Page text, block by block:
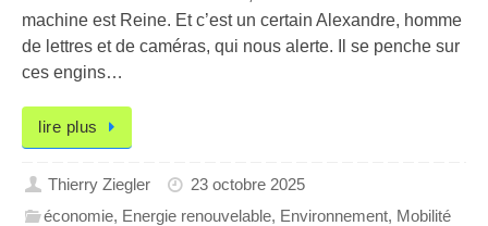
machine est Reine. Et c’est un certain Alexandre, homme
de lettres et de caméras, qui nous alerte. Il se penche sur
ces engins…
lire plus
Thierry Ziegler
23 octobre 2025
économie, Energie renouvelable, Environnement, Mobilité